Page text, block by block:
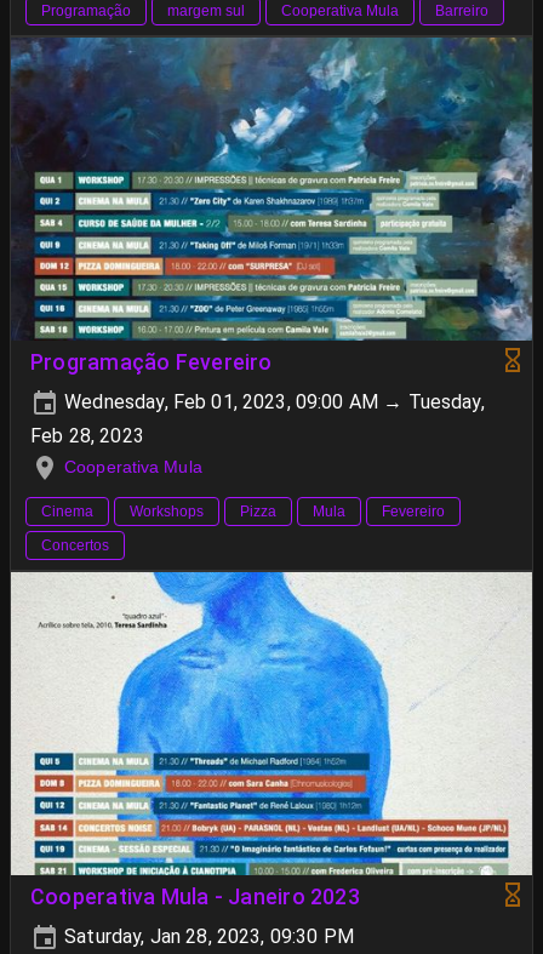
Programação margem sul Cooperativa Mula Barreiro
Programação Fevereiro
Wednesday, Feb 01, 2023, 09:00 AM → Tuesday,
Feb 28, 2023
Cooperativa Mula
Cinema Workshops Pizza Mula
Fevereiro
Concertos
Cooperativa Mula - Janeiro 2023
Saturday, Jan 28, 2023, 09:30 PM